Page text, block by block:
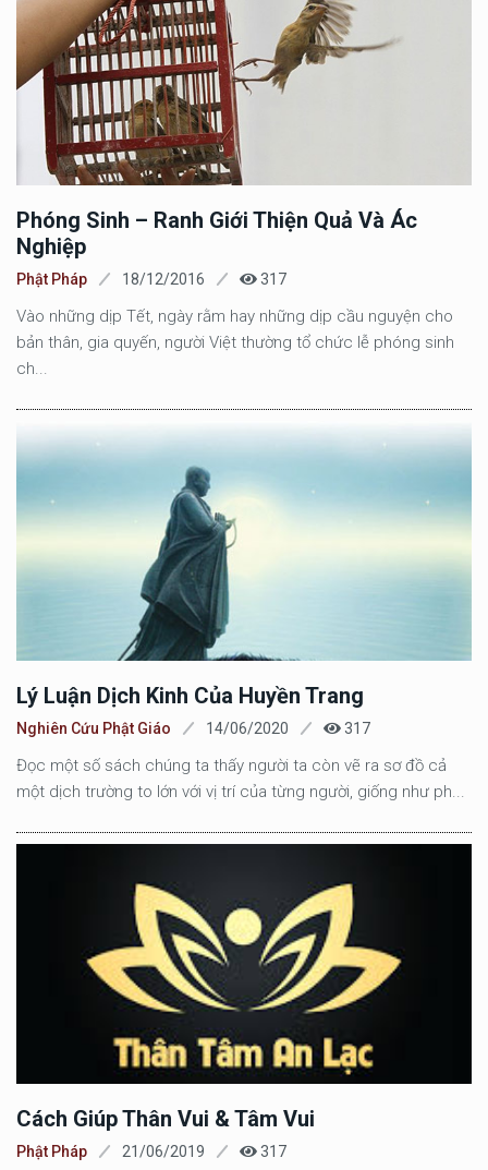
Phóng Sinh – Ranh Giới Thiện Quả Và Ác
Nghiệp
Phật Pháp 18/12/2016 317
Vào những dịp Tết, ngày rằm hay những dịp cầu nguyện cho
bản thân, gia quyến, người Việt thường tổ chức lễ phóng sinh
ch...
Lý Luận Dịch Kinh Của Huyền Trang
Nghiên Cứu Phật Giáo 14/06/2020 317
Đọc một số sách chúng ta thấy người ta còn vẽ ra sơ đồ cả
một dịch trường to lớn với vị trí của từng người, giống như ph...
Cách Giúp Thân Vui & Tâm Vui
Phật Pháp 21/06/2019 317